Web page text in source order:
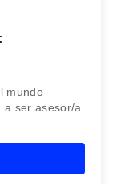
mundo
a ser asesor/a